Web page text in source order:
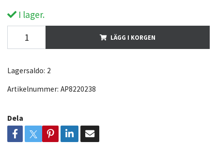
I lager.
LÄGG I KORGEN
Lagersaldo: 2
Artikelnummer: AP8220238
Dela